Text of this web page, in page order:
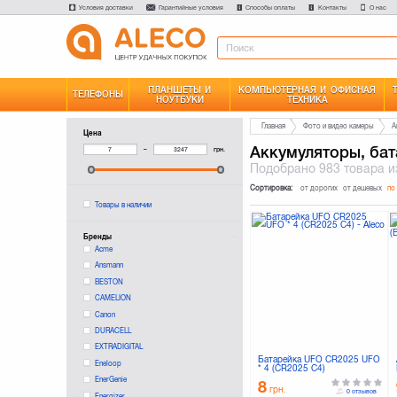
Условия доставки Гарантийные условия Способы оплаты Контакты О нас
ТЕЛЕФОНЫ
ПЛАНШЕТЫ И
НОУТБУКИ
КОМПЬЮТЕРНАЯ И ОФИСНАЯ
ТЕХНИКА
Цена
– грн.
Товары в наличии
Бренды
Acme
Ansmann
BESTON
CAMELION
Canon
DURACELL
EXTRADIGITAL
Eneloop
EnerGenie
Главная Фото и видео камеры
Аккумуляторы,
Подобрано983 товара
Сортировка: от дорогих от дешевых по
Батарейка UFO CR2025 UFO
* 4 (CR2025 C4)
8 грн. 0 отзывов